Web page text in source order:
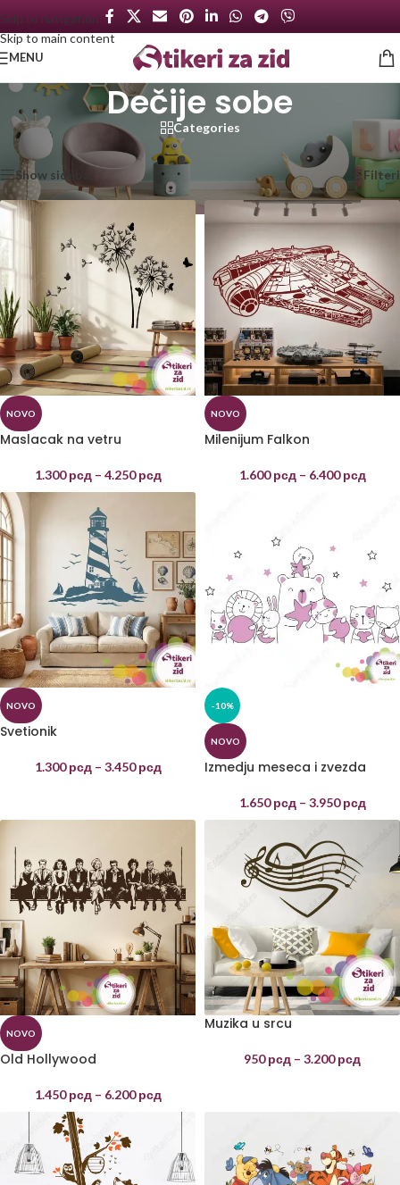
Skip to navigation
Skip to main content
MENU
Dečije sobe
Categories
Početna
Dečije sobe Strana 3 Prikaz 97–144 od 380 rezultata
Show sidebar Filteri
NOVO
Maslacak na vetru
1.300рсд – 4.250рсд
NOVO
Milenijum Falkon
1.600рсд – 6.400рсд
NOVO
Svetionik
1.300рсд – 3.450рсд
-10%
NOVO
Izmedju meseca i zvezda
1.650рсд – 3.950рсд
NOVO
Old Hollywood
1.450рсд – 6.200рсд
Muzika u srcu
950рсд – 3.200рсд